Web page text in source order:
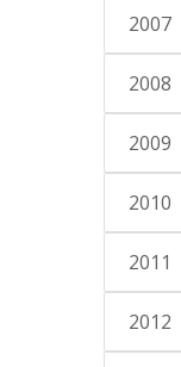
2007
2008
2009
2010
2011
2012